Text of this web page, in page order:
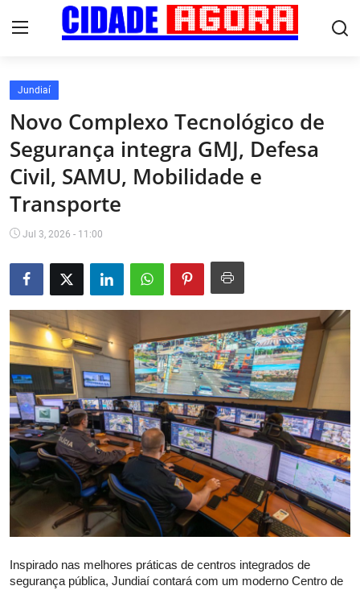
Início
Fale Conosco
Brasil
Esportes
Tecnologia
Cultura
Saúde
Jundiaí
Novo Complexo Tecnológico de
Segurança integra GMJ, Defesa
Civil, SAMU, Mobilidade e
Transporte
Jul 3, 2026 - 11:00
Inspirado nas melhores práticas de centros integrados de
segurança pública, Jundiaí contará com um moderno Centro de